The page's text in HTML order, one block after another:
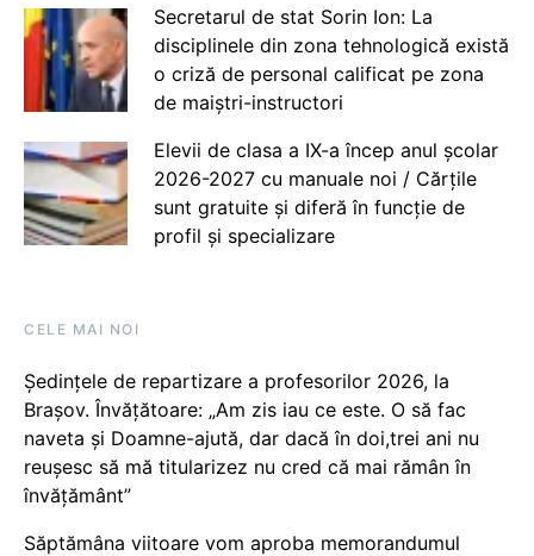
Secretarul de stat Sorin Ion: La
disciplinele din zona tehnologică există
o criză de personal calificat pe zona
de maiștri-instructori
Elevii de clasa a IX-a încep anul școlar
2026-2027 cu manuale noi / Cărțile
sunt gratuite și diferă în funcție de
profil și specializare
CELE MAI NOI
Ședințele de repartizare a profesorilor 2026, la
Brașov. Învățătoare: „Am zis iau ce este. O să fac
naveta și Doamne-ajută, dar dacă în doi,trei ani nu
reușesc să mă titularizez nu cred că mai rămân în
învățământ”
Săptămâna viitoare vom aproba memorandumul